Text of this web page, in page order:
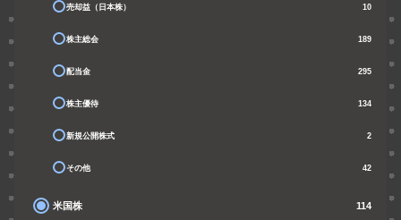
売却益（日本株） 10
株主総会 189
配当金 295
株主優待 134
新規公開株式 2
その他 42
米国株 114